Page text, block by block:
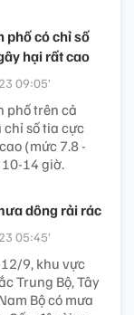
phố có chỉ số
hại rất cao
09:05’
phố trên cả
số tia cực
(mức 7.8 -
14 giờ.
dông rải rác
05:45’
9, khu vực
Trung Bộ, Tây
Bộ có mưa